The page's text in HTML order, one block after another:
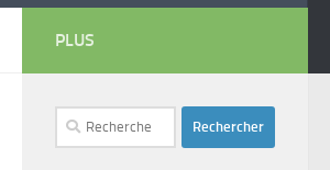
PLUS
Rechercher :